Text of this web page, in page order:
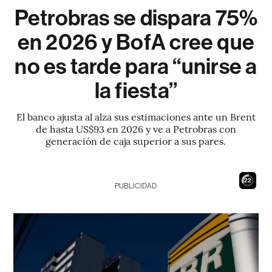
Petrobras se dispara 75%
en 2026 y BofA cree que
no es tarde para “unirse a
la fiesta”
El banco ajusta al alza sus estimaciones ante un Brent
de hasta US$93 en 2026 y ve a Petrobras con
generación de caja superior a sus pares.
21
PUBLICIDAD